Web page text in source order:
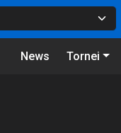
News Tornei